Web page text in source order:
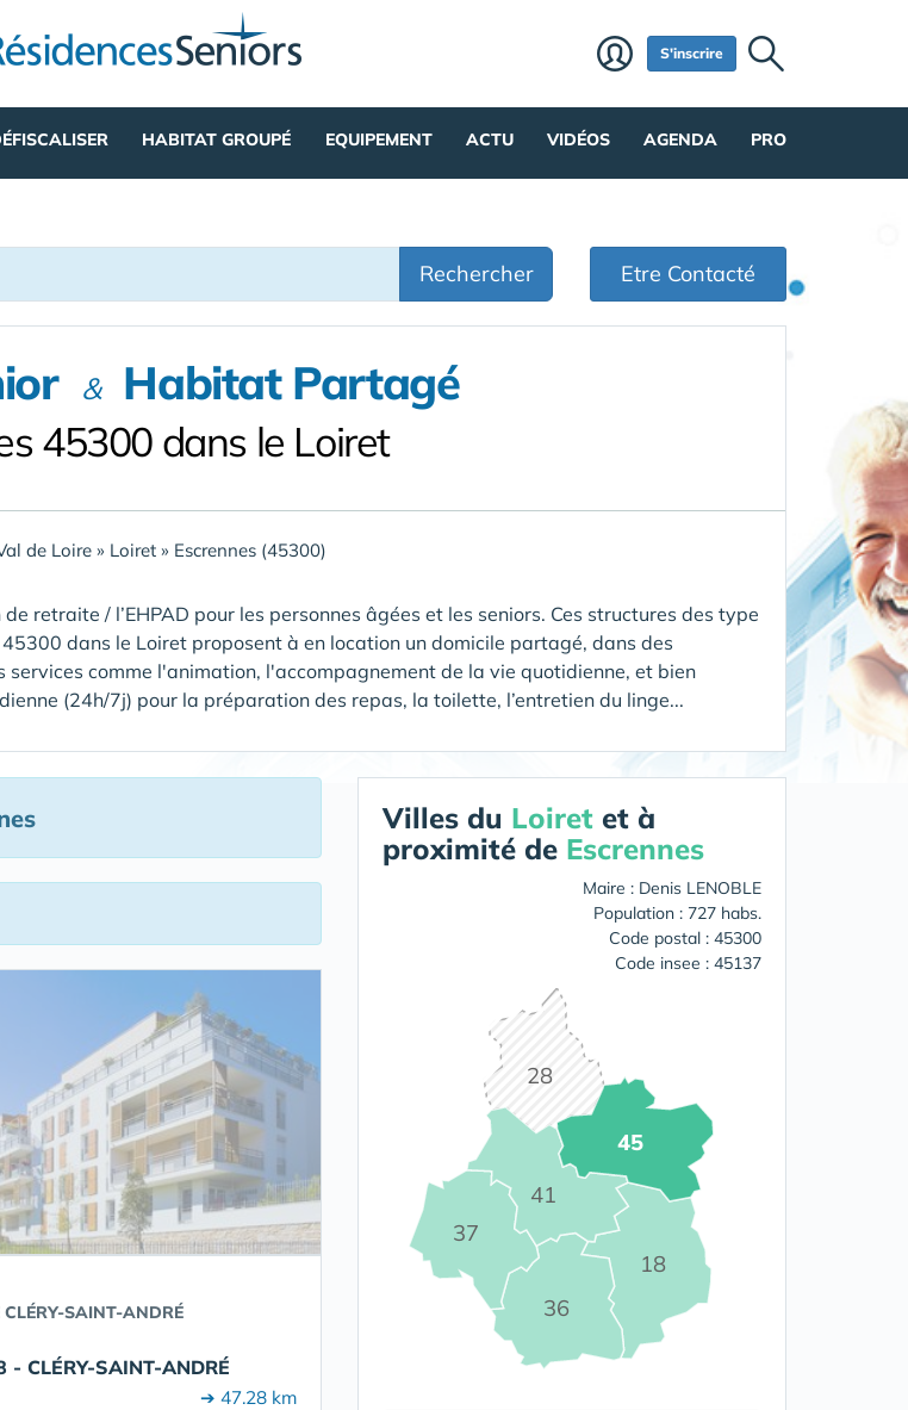
S'inscrire
HABITAT GROUPÉ EQUIPEMENT ACTU VIDÉOS AGENDA PRO
Rechercher Etre Contacté
& Habitat Partagé
45300 dans le Loiret
de Loire » Loiret » Escrennes (45300)
retraite / l’EHPAD pour les personnes âgées et les seniors. Ces structures des type
45300 dans le Loiret proposent à en location un domicile partagé, dans des
services comme l'animation, l'accompagnement de la vie quotidienne, et bien
(24h/7j) pour la préparation des repas, la toilette, l’entretien du linge...
CLÉRY-SAINT-ANDRÉ
- CLÉRY-SAINT-ANDRÉ
➔ 47.28 km
Villes du Loiret et à
proximité de Escrennes
Maire : Denis LENOBLE
Population : 727 habs.
Code postal : 45300
Code insee : 45137
18
28
36
37
41
45